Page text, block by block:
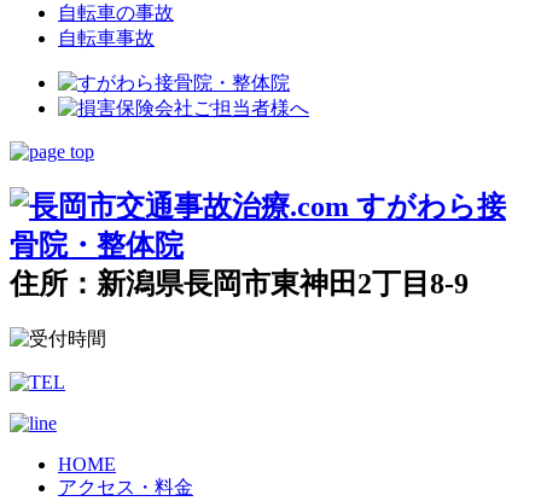
自転車の事故
自転車事故
住所：新潟県長岡市東神田2丁目8-9
HOME
アクセス・料金